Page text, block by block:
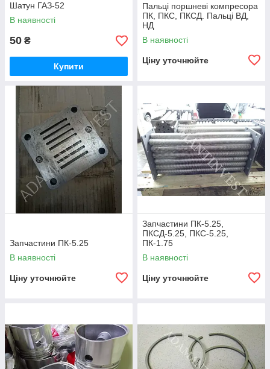
Шатун ГАЗ-52
В наявності
50 ₴
Купити
Пальці поршневі компресора
ПК, ПКС, ПКСД. Пальці ВД,
НД
В наявності
Ціну уточнюйте
Запчастини ПК-5.25
В наявності
Ціну уточнюйте
Запчастини ПК-5.25,
ПКСД-5.25, ПКС-5.25,
ПК-1.75
В наявності
Ціну уточнюйте